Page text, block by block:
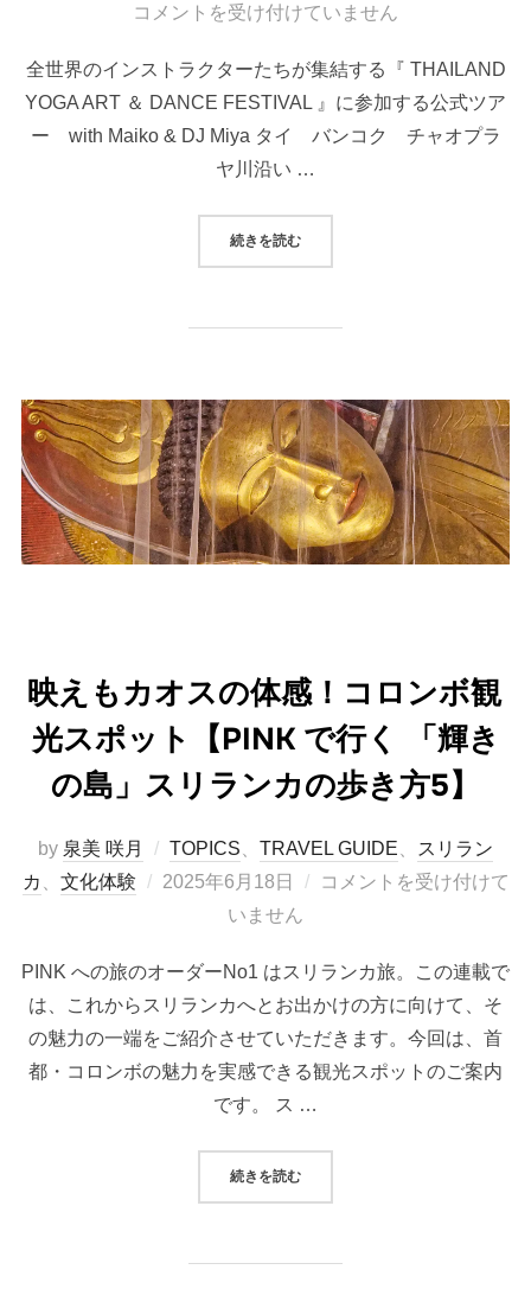
稿
コメントを受け付けていません
全世界のインストラクターたちが集結する『 THAILAND
YOGA ART ＆ DANCE FESTIVAL 』に参加する公式ツア
ー with Maiko & DJ Miya タイ バンコク チャオプラ
ヤ川沿い …
続きを読む“＜ツアー＞2025年10月30日現地
映えもカオスの体感！コロンボ観
光スポット【PINK で行く 「輝き
の島」スリランカの歩き方5】
by 泉美 咲月 TOPICS TRAVEL GUIDE
スリラン
カ
文化体験
投
2025年6月18日
コメントを受け付けて
いません
PINK への旅のオーダーNo1 はスリランカ旅。この連載で
は、これからスリランカへとお出かけの方に向けて、そ
の魅力の一端をご紹介させていただきます。今回は、首
都・コロンボの魅力を実感できる観光スポットのご案内
です。 ス …
続きを読む“映えもカオスの体感！コロンボ観